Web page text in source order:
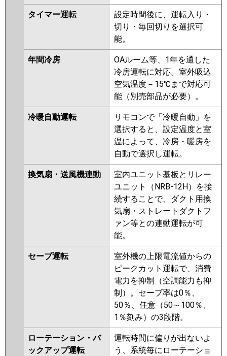
タイマー運転
設定時間後に、運転入り・
切り・毎回切りを選択可
能。
年間冷房
OAルーム等、1年を通した
冷房運転に対応。室外吸込
空気温度－15℃まで対応可
能（別売部品が必要）。
冷暖自動運転
リモコンで「冷暖自動」を
選択すると、設定温度と室
温によって、冷房・暖房を
自動で選択し運転。
換気扇・送風機連動
室内ユニット基板とリレー
ユニット（NRB-12H）を接
続することで、ダクト用換
気扇・ストレートダクトフ
ァン等との連動運転が可
能。
セーブ運転
室外機の上限電流値からの
ピークカット運転で、消費
電力を抑制（空調能力も抑
制）。セーブ率は0％、
50％、任意（50～100％、
1％刻み）の3段階。
ローテーション・バ
ックアップ運転
運転時間に偏りが出ないよ
う、系統毎にローテーショ